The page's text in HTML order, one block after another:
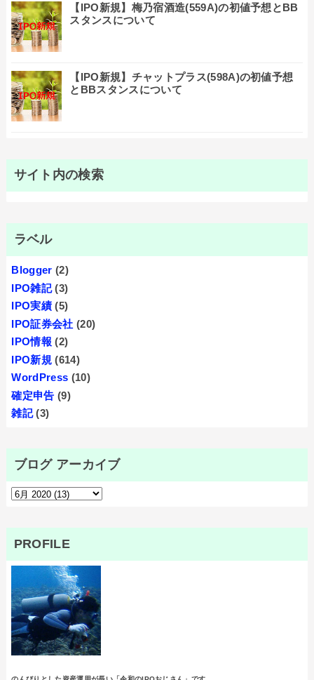
【IPO新規】梅乃宿酒造(559A)の初値予想とBB
スタンスについて
【IPO新規】チャットプラス(598A)の初値予想
とBBスタンスについて
サイト内の検索
ラベル
Blogger (2)
IPO雑記 (3)
IPO実績 (5)
IPO証券会社 (20)
IPO情報 (2)
IPO新規 (614)
WordPress (10)
確定申告 (9)
雑記 (3)
ブログ アーカイブ
PROFILE